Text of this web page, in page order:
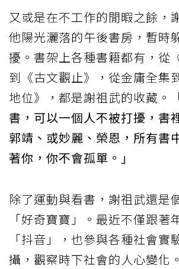
又或是在不工作的閒暇之餘，
他陽光灑落的午後書房，暫時
擾。書架上各種書籍都有，從
到《古文觀止》，從金庸全集
地位》，都是謝祖武的收藏。
書，可以一個人不被打擾，書
郭靖、或妙麗、榮恩，所有書
著你，你不會孤單。」
除了運動與看書，謝祖武還是
「好奇寶寶」。最近不僅跟著
「抖音」，也參與各種社會實
攝，觀察時下社會的人心變化